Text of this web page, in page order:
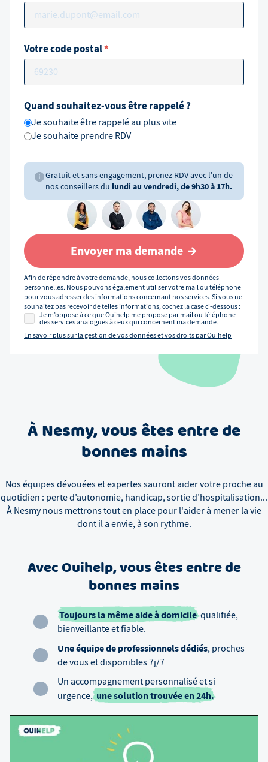
Votre code postal*
Quand souhaitez-vous être rappelé ?
Je souhaite être rappelé au plus vite
Je souhaite prendre RDV
Gratuit et sans engagement, prenez RDV avec l'un de
nos conseillers du lundi au vendredi, de 9h30 à 17h.
Envoyer ma demande
Afin de répondre à votre demande, nous collectons vos données
personnelles. Nous pouvons également utiliser votre mail ou téléphone
pour vous adresser des informations concernant nos services. Si vous ne
souhaitez pas recevoir de telles informations, cochez la case ci-dessous :
Je m’oppose à ce que Ouihelp me propose par mail ou téléphone
des services analogues à ceux qui concernent ma demande.
En savoir plus sur la gestion de vos données et vos droits par Ouihelp
ÀNesmy, vous êtes entre de
bonnes mains
Nos équipes dévouées et expertes sauront aider votre proche au
quotidien : perte d’autonomie, handicap, sortie d’hospitalisation...
À Nesmynous mettrons tout en place pour l'aider à mener la vie
dont il a envie, à son rythme.
Avec Ouihelp, vous êtes entre de
bonnes mains
Toujours la même aide à domicilequalifiée,
bienveillante et fiable.
Une équipe de professionnels dédiés, proches
de vous et disponibles 7j/7
Un accompagnement personnalisé et si
urgence,une solution trouvée en 24h.